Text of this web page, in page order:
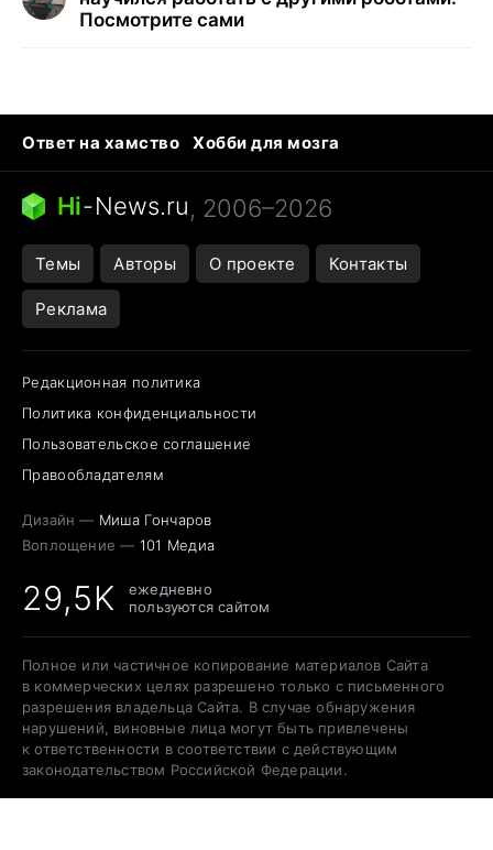
Посмотрите сами
Ответ на хамство
Хобби для мозга
Бензин 100 и 95
Тунцы в океанариуме
Следующая пандемия
Hi-News.ru, 2006–2026
Темы Авторы О проекте Контакты
Реклама
Редакционная политика
Политика конфиденциальности
Пользовательское соглашение
Правообладателям
Дизайн — Миша Гончаров
Воплощение — 101 Медиа
29,5K
ежедневно
пользуются сайтом
Полное или частичное копирование материалов Сайта
в коммерческих целях разрешено только с письменного
разрешения владельца Сайта. В случае обнаружения
нарушений, виновные лица могут быть привлечены
к ответственности в соответствии с действующим
законодательством Российской Федерации.